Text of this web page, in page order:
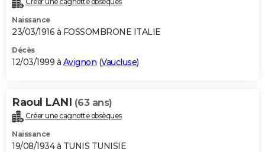
Naissance
23/03/1916 à FOSSOMBRONE ITALIE
Décès
12/03/1999 à Avignon (Vaucluse)
Raoul LANI (63 ans)
Créer une cagnotte obsèques
Naissance
19/08/1934 à TUNIS TUNISIE